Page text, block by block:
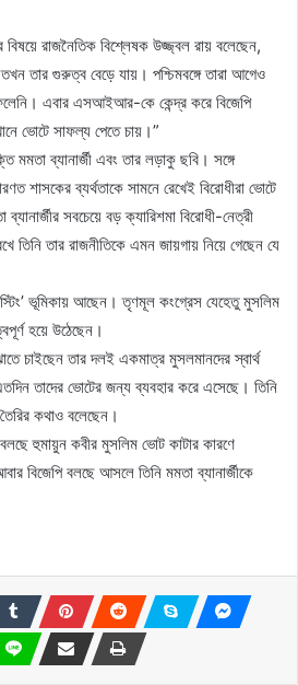
বিষয়ে রাজনৈতিক বিশ্লেষক উজ্জ্বল রায় বলেছেন,
তার গুরুত্ব বেড়ে যায়। পশ্চিমবঙ্গে তারা আগেও
এবার এসআইআর-কে কেন্দ্র করে বিজেপি
ভোটে সাফল্য পেতে চায়।”
মমতা ব্যানার্জী এবং তার লড়াকু ছবি। সঙ্গে
শাসকের ব্যর্থতাকে সামনে রেখেই বিরোধীরা ভোটে
সবচেয়ে বড় ক্যারিশমা বিরোধী-নেত্রী
তার রাজনীতিকে এমন জায়গায় নিয়ে গেছেন যে
ভূমিকায় আছেন। তৃণমূল কংগ্রেস যেহেতু মুসলিম
হয়ে উঠেছেন।
চাইছেন তার দলই একমাত্র মুসলমানদের স্বার্থ
তাদের ভোটের জন্য ব্যবহার করে এসেছে। তিনি
কথাও বলেছেন।
হুমায়ুন কবীর মুসলিম ভোট কাটার কারণে
বিজেপি বলছে আসলে তিনি মমতা ব্যানার্জীকে